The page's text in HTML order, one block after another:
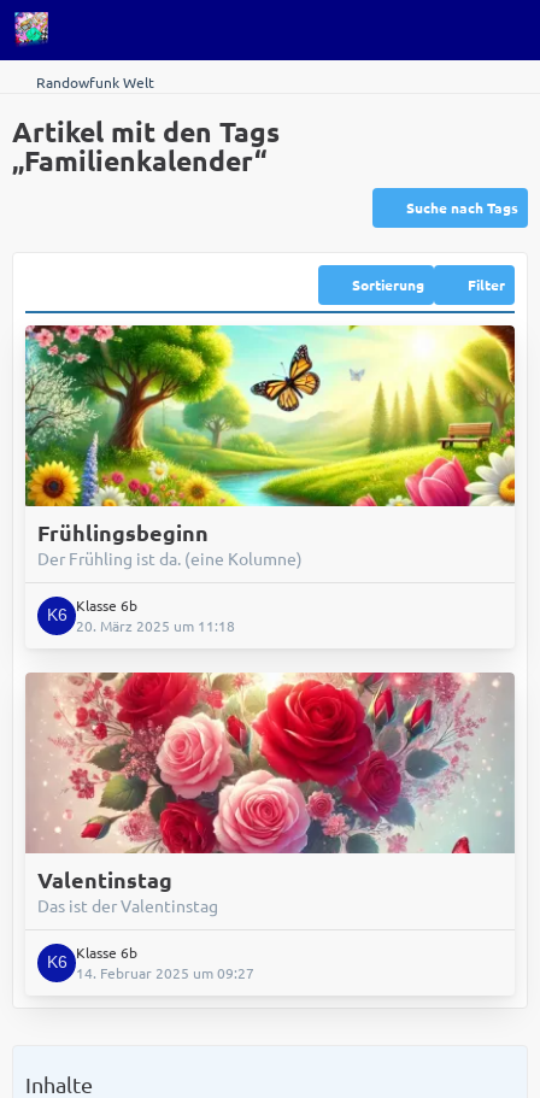
Randowfunk Welt
Artikel mit den Tags
„Familienkalender“
Suche nach Tags
Sortierung Filter
Frühlingsbeginn
Der Frühling ist da. (eine Kolumne)
Klasse 6b
20. März 2025 um 11:18
Valentinstag
Das ist der Valentinstag
Klasse 6b
14. Februar 2025 um 09:27
Inhalte